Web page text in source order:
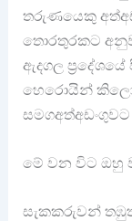
තරුණයෙකු
තොරතුරකට අනුව
ඇදගල
හෙරොයින් කිලෝ
මේ වන විට ඔහු
සැකකරුවන්